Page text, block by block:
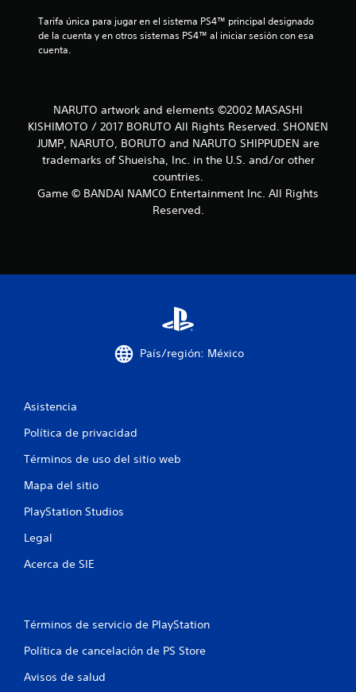
Tarifa única para jugar en el sistema PS4™ principal designado
de la cuenta y en otros sistemas PS4™ al iniciar sesión con esa
cuenta.
NARUTO artwork and elements ©2002 MASASHI
KISHIMOTO / 2017 BORUTO All Rights Reserved. SHONEN
JUMP, NARUTO, BORUTO and NARUTO SHIPPUDEN are
trademarks of Shueisha, Inc. in the U.S. and/or other
countries.
Game © BANDAI NAMCO Entertainment Inc. All Rights
Reserved.
País/región: México
Asistencia
Política de privacidad
Términos de uso del sitio web
Mapa del sitio
PlayStation Studios
Legal
Acerca de SIE
Términos de servicio de PlayStation
Política de cancelación de PS Store
Avisos de salud